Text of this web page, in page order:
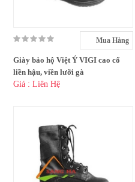
Mua Hàng
Giày bảo hộ Việt Ý VIGI cao cổ
liền hậu, viền lưỡi gà
Giá : Liên Hệ